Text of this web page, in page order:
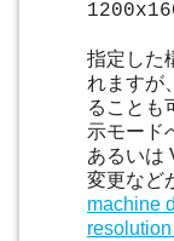
指定した
れますが
ることも
示モード
あるいは
変更など
machine